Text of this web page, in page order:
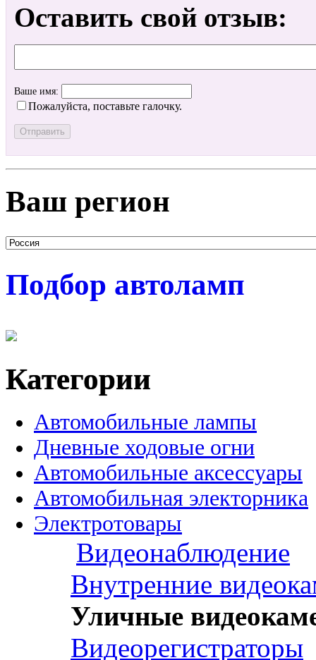
Оставить свой отзыв:
Ваше имя:
Пожалуйста, поставьте галочку.
Ваш регион
Подбор автоламп
Категории
Автомобильные лампы
Дневные ходовые огни
Автомобильные аксессуары
Автомобильная электорника
Электротовары
Видеонаблюдение
Внутренние
Уличные
Видеорегистраторы